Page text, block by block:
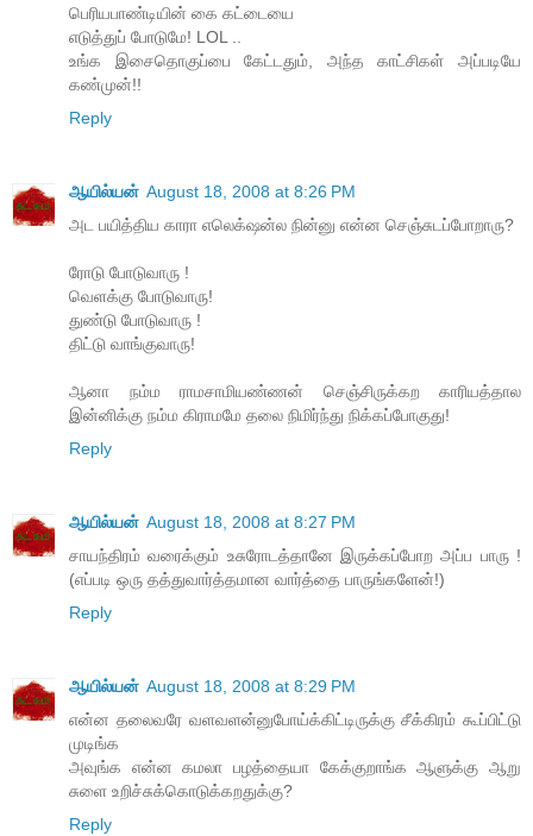
பெரியபாண்டியின் கை கட்டையை
எடுத்துப் போடுமே! LOL ..
உங்க இசைதொகுப்பை கேட்டதும், அந்த காட்சிகள் அப்படியே
கண்முன்!!
Reply
ஆயில்யன் August 18, 2008 at 8:26 PM
அட பயித்திய காரா எலெக்‌ஷன்ல நின்னு என்ன செஞ்சுடப்போறாரு?
ரோடு போடுவாரு !
வெளக்கு போடுவாரு!
துண்டு போடுவாரு !
திட்டு வாங்குவாரு!
ஆனா நம்ம ராமசாமியண்ணன் செஞ்சிருக்கற காரியத்தால
இன்னிக்கு நம்ம கிராமமே தலை நிமிர்ந்து நிக்கப்போகுது!
Reply
ஆயில்யன் August 18, 2008 at 8:27 PM
சாயந்திரம் வரைக்கும் உசுரோடத்தானே இருக்கப்போற அப்ப பாரு !
(எப்படி ஒரு தத்துவார்த்தமான வார்த்தை பாருங்களேன்!)
Reply
ஆயில்யன் August 18, 2008 at 8:29 PM
என்ன தலைவரே வளவளன்னுபோய்க்கிட்டிருக்கு சீக்கிரம் கூப்பிட்டு
முடிங்க
அவுங்க என்ன கமலா பழத்தையா கேக்குறாங்க ஆளுக்கு ஆறு
சுளை உறிச்சுக்கொடுக்கறதுக்கு?
Reply